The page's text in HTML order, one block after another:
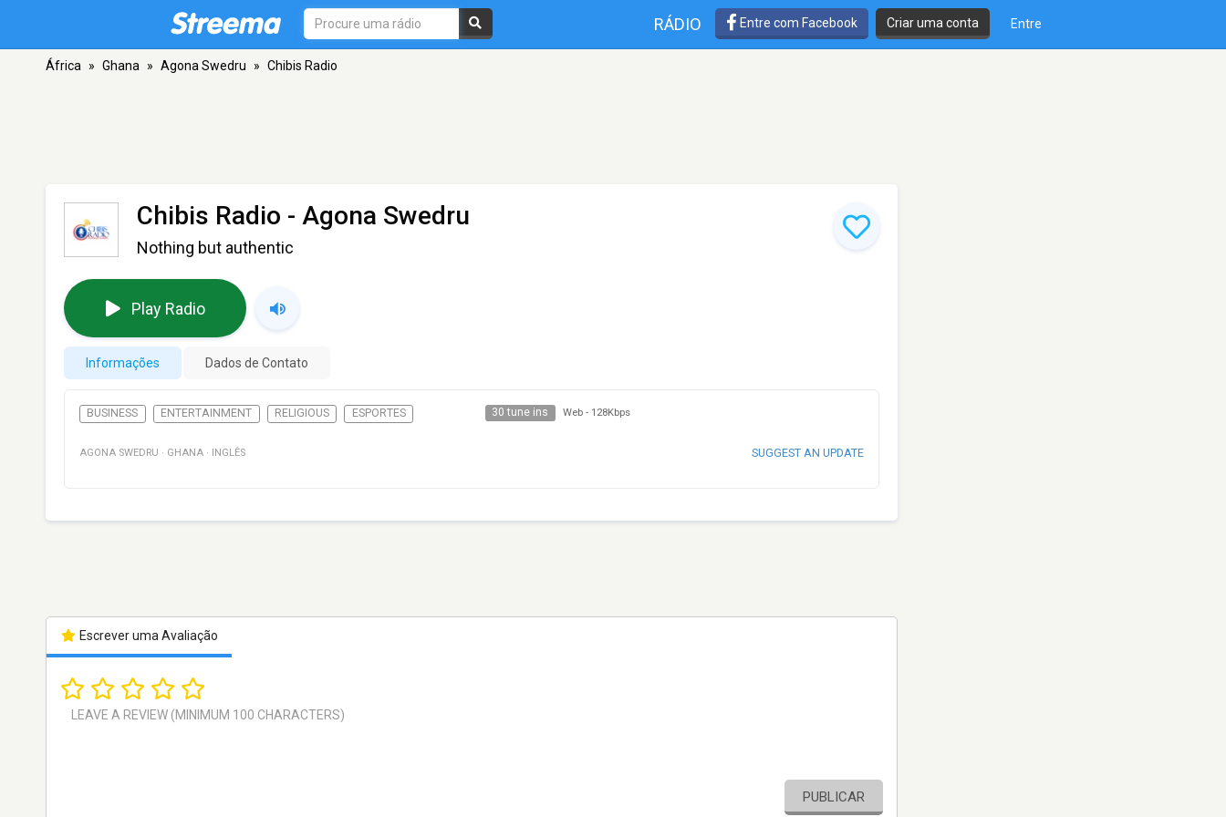
RÁDIO Entre com Facebook Criar uma conta Entre
África » Ghana » Agona Swedru » Chibis Radio
Chibis Radio - Agona Swedru
Nothing but authentic
Play Radio
Informações Dados de Contato
BUSINESS ENTERTAINMENT RELIGIOUS ESPORTES 30 tune ins Web - 128Kbps
AGONA SWEDRU · GHANA · INGLÊS SUGGEST AN UPDATE
Escrever uma Avaliação
PUBLICAR